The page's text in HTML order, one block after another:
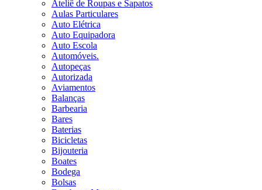
Ateliê de Roupas e Sapatos
Aulas Particulares
Auto Elétrica
Auto Equipadora
Auto Escola
Automóveis.
Autopeças
Autorizada
Aviamentos
Balanças
Barbearia
Bares
Baterias
Bicicletas
Bijouteria
Boates
Bodega
Bolsas